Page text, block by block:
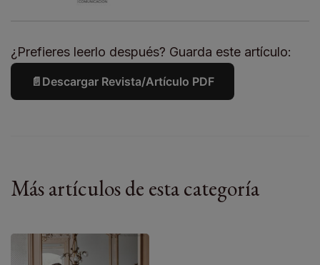
¿Prefieres leerlo después? Guarda este artículo:
📄 Descargar Revista/Artículo PDF
Más artículos de esta categoría